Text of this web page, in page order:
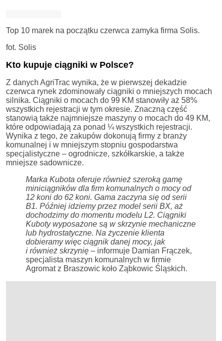
Top 10 marek na początku czerwca zamyka firma Solis.
fot. Solis
Kto kupuje ciągniki w Polsce?
Z danych AgriTrac wynika, że w pierwszej dekadzie
czerwca rynek zdominowały ciągniki o mniejszych mocach
silnika. Ciągniki o mocach do 99 KM stanowiły aż 58%
wszystkich rejestracji w tym okresie. Znaczną część
stanowią także najmniejsze maszyny o mocach do 49 KM,
które odpowiadają za ponad ¼ wszystkich rejestracji.
Wynika z tego, że zakupów dokonują firmy z branży
komunalnej i w mniejszym stopniu gospodarstwa
specjalistyczne – ogrodnicze, szkółkarskie, a także
mniejsze sadownicze.
Marka Kubota oferuje również szeroką gamę
miniciągników dla firm komunalnych o mocy od
12 koni do 62 koni. Gama zaczyna się od serii
B1. Później idziemy przez model serii BX, aż
dochodzimy do momentu modelu L2. Ciągniki
Kuboty wyposażone są w skrzynie mechaniczne
lub hydrostatyczne. Na życzenie klienta
dobieramy więc ciągnik danej mocy, jak
i również skrzynię – informuje Damian Frączek,
specjalista maszyn komunalnych w firmie
Agromat z Braszowic koło Ząbkowic Śląskich.